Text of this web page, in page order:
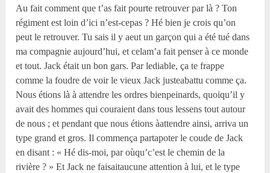
Au fait comment que t’as fait pourte retrouver par là ? Ton
régiment est loin d’ici n’est-cepas ? Hé bien je crois qu’on
peut le retrouver. Tu sais il y aeut un garçon qui a été tué dans
ma compagnie aujourd’hui, et celam’a fait penser à ce monde
et tout. Jack était un bon gars. Par lediable, ça te frappe
comme la foudre de voir le vieux Jack justeabattu comme ça.
Nous étions là à attendre les ordres bienpeinards, quoiqu’il y
avait des hommes qui couraient dans tous lessens tout autour
de nous ; et pendant que nous étions àattendre ainsi, arriva un
type grand et gros. Il commença partapoter le coude de Jack
en disant : « Hé dis-moi, par oùqu’c’est le chemin de la
rivière ? » Et Jack ne faisaitaucune attention à lui, et le type